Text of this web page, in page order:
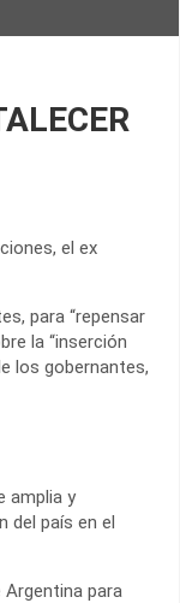
el ex
para “repensar
la “inserción
los gobernantes,
amplia y
del país en el
para